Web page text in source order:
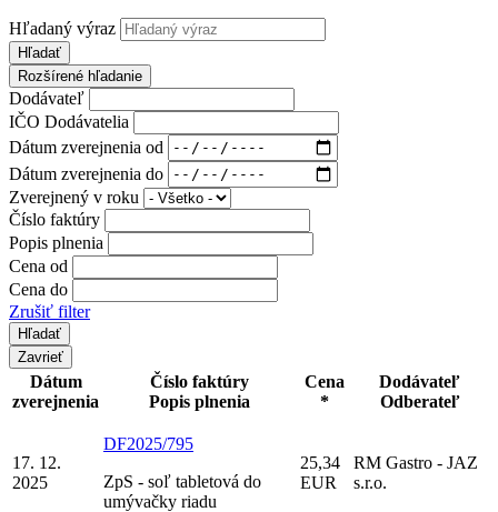
Hľadaný výraz
Hľadať
Rozšírené hľadanie
Dodávateľ
IČO Dodávatelia
Dátum zverejnenia od
Dátum zverejnenia do
Zverejnený v roku
Číslo faktúry
Popis plnenia
Cena od
Cena do
Zrušiť filter
Zavrieť
Dátum
zverejnenia
Číslo faktúry
Popis plnenia
Cena
*
Dodávateľ
Odberateľ
17. 12.
2025
DF2025/795
ZpS - soľ tabletová do
umývačky riadu
25,34
EUR
RM Gastro - JAZ
s.r.o.